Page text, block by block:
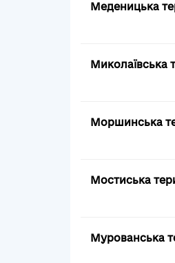
Меденицька
Миколаївська
Моршинська
Мостиська
Мурованська